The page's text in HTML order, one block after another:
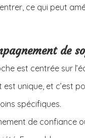
ce qui peut
de
est centrée sur
unique, et c’est
spécifiques.
de confiance